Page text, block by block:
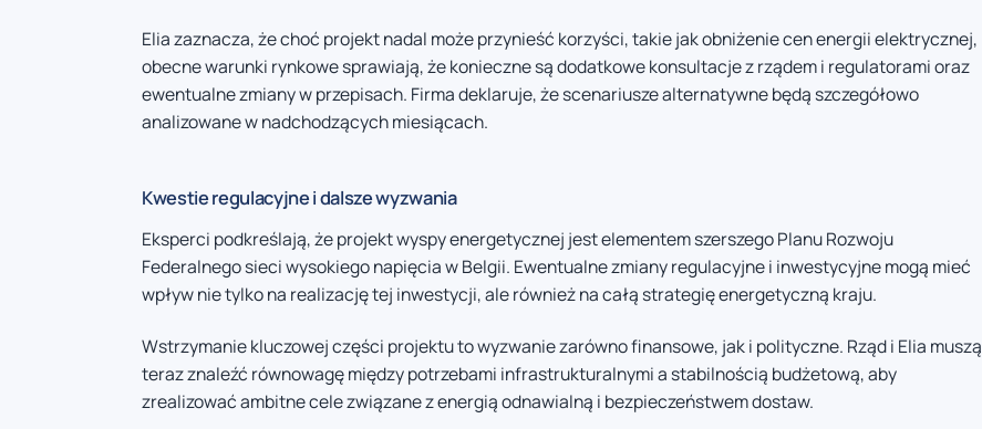
Elia zaznacza, że choć projekt nadal może przynieść korzyści, takie jak obniżenie cen energii elektrycznej,
obecne warunki rynkowe sprawiają, że konieczne są dodatkowe konsultacje z rządem i regulatorami oraz
ewentualne zmiany w przepisach. Firma deklaruje, że scenariusze alternatywne będą szczegółowo
analizowane w nadchodzących miesiącach.
Kwestie regulacyjne i dalsze wyzwania
Eksperci podkreślają, że projekt wyspy energetycznej jest elementem szerszego Planu Rozwoju
Federalnego sieci wysokiego napięcia w Belgii. Ewentualne zmiany regulacyjne i inwestycyjne mogą mieć
wpływ nie tylko na realizację tej inwestycji, ale również na całą strategię energetyczną kraju.
Wstrzymanie kluczowej części projektu to wyzwanie zarówno finansowe, jak i polityczne. Rząd i Elia muszą
teraz znaleźć równowagę między potrzebami infrastrukturalnymi a stabilnością budżetową, aby
zrealizować ambitne cele związane z energią odnawialną i bezpieczeństwem dostaw.